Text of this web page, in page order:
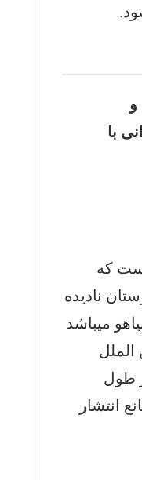
و
با
که
نادیده
می­باشد
الملل
طول
انتشار
دیوان کیفری